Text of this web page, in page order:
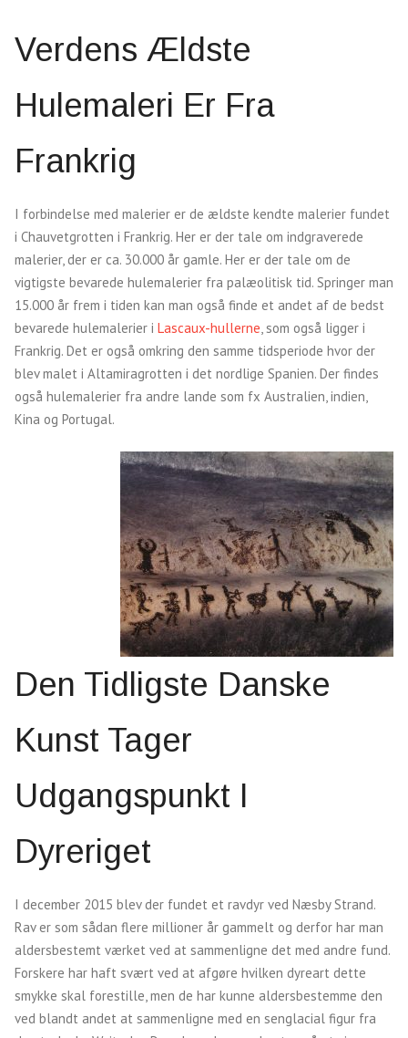
Verdens Ældste
Hulemaleri Er Fra
Frankrig
I forbindelse med malerier er de ældste kendte malerier fundet
i Chauvetgrotten i Frankrig. Her er der tale om indgraverede
malerier, der er ca. 30.000 år gamle. Her er der tale om de
vigtigste bevarede hulemalerier fra palæolitisk tid. Springer man
15.000 år frem i tiden kan man også finde et andet af de bedst
bevarede hulemalerier i Lascaux-hullerne, som også ligger i
Frankrig. Det er også omkring den samme tidsperiode hvor der
blev malet i Altamiragrotten i det nordlige Spanien. Der findes
også hulemalerier fra andre lande som fx Australien, indien,
Kina og Portugal.
Den TiDligste Danske
Kunst Tager
Udgangspunkt I
Dyreriget
I december 2015 blev der fundet et ravdyr ved Næsby Strand.
Rav er som sådan flere millioner år gammelt og derfor har man
aldersbestemt værket ved at sammenligne det med andre fund.
Forskere har haft svært ved at afgøre hvilken dyreart dette
smykke skal forestille, men de har kunne aldersbestemme den
ved blandt andet at sammenligne med en senglacial figur fra